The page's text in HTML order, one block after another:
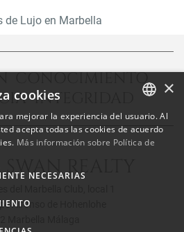
de Lujo en Marbella
CONOCIMIENTO
INTEGRIDAD
REALTY
Alfonso de Hohenlohe
ENGLISH
SPANISH
×
cookies
mejorar la experiencia del usuario. Al
acepta todas las cookies de acuerdo
Más información sobre Política de
NECESARIAS